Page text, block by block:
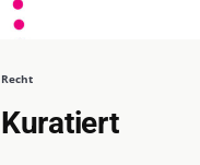
Recht
Kuratiert